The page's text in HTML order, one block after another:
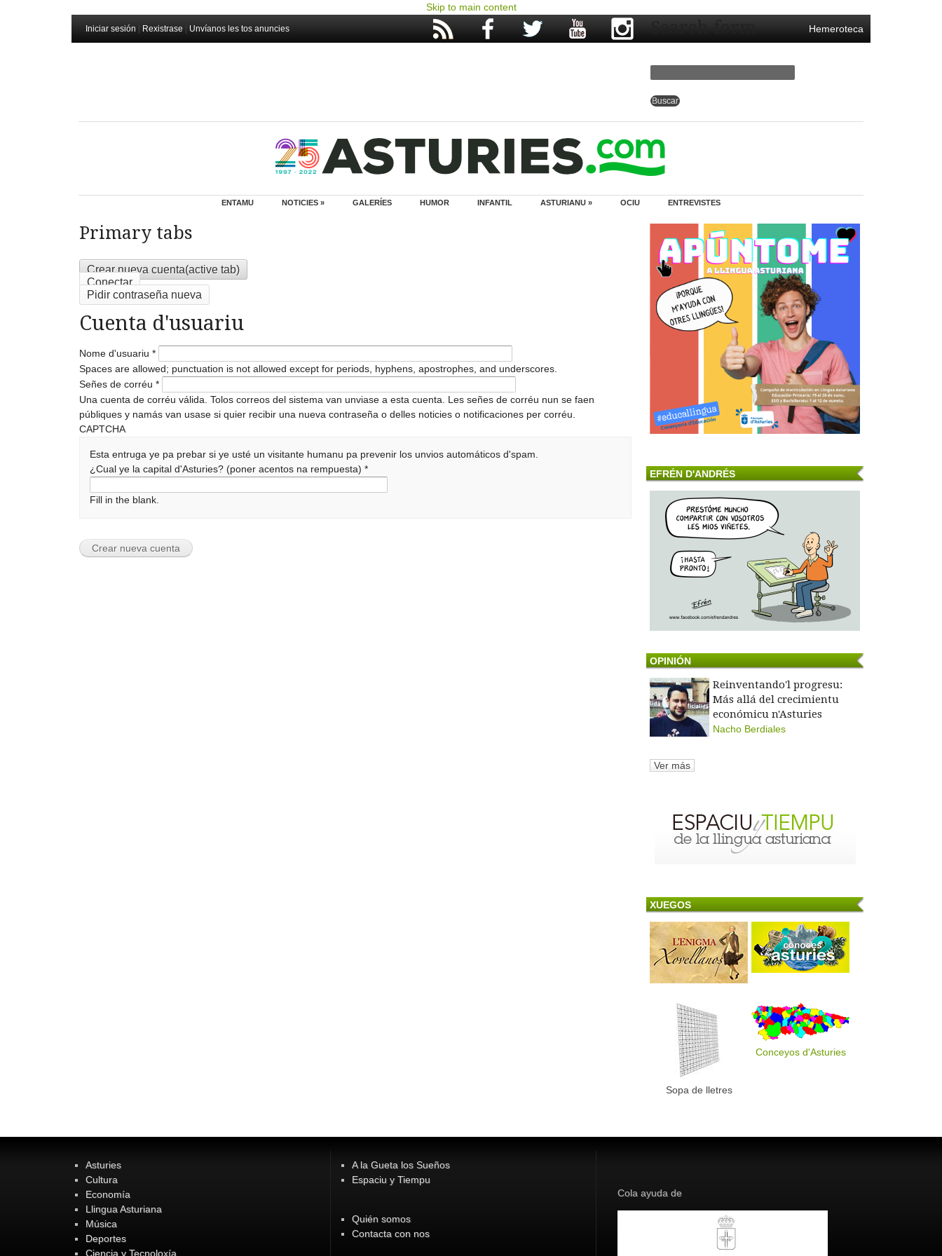
Skip to main content
Iniciar sesión Rexistrase Unvíanos les tos anuncies Hemeroteca
Search form
ENTAMU NOTICIES » GALERÍES HUMOR INFANTIL ASTURIANU » OCIU ENTREVISTES
Primary tabs
Crear nueva cuenta(active tab)
Conectar
Pidir contraseña nueva
Cuenta d'usuariu
Nome d'usuariu *
Spaces are allowed; punctuation is not allowed except for periods, hyphens, apostrophes, and underscores.
Señes de corréu *
Una cuenta de corréu válida. Tolos correos del sistema van unviase a esta cuenta. Les señes de corréu nun se faen
públiques y namás van usase si quier recibir una nueva contraseña o delles noticies o notificaciones per corréu.
CAPTCHA
Esta entruga ye pa prebar si ye usté un visitante humanu pa prevenir los unvios automáticos d'spam.
¿Cual ye la capital d'Asturies? (poner acentos na rempuesta)*
Fill in the blank.
EFRÉN D'ANDRÉS
OPINIÓN
Reinventando'l progresu:
Más allá del crecimientu
económicu n'Asturies
Nacho Berdiales
Ver más
XUEGOS
Sopa de lletres
Conceyos d'Asturies
Asturies
Cultura
Economía
Llingua Asturiana
Música
Deportes
Ciencia y Tecnoloxía
A la Gueta los Sueños
Espaciu y Tiempu
Quién somos
Contacta con nos
Cola ayuda de